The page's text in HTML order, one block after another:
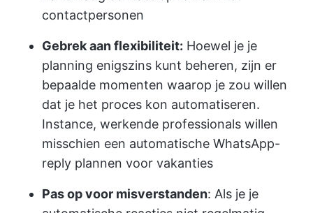
contactpersonen
Gebrek aan flexibiliteit: Hoewel je je
planning enigszins kunt beheren, zijn er
bepaalde momenten waarop je zou willen
dat je het proces kon automatiseren.
Instance, werkende professionals willen
misschien een automatische WhatsApp-
reply plannen voor vakanties
Pas op voor misverstanden: Als je je